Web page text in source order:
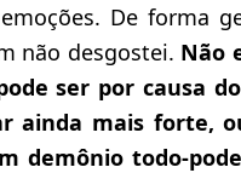
De forma
não desgostei. Não
ser por causa
ainda mais forte,
demônio todo-